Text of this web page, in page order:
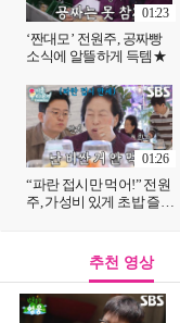
‘짠대모’ 전원주, 공짜빵
소식에 알뜰하게 득템★
01:23
“파란 접시만 먹어!” 전원
주, 가성비 있게 초밥 즐기
01:26
추천 영상